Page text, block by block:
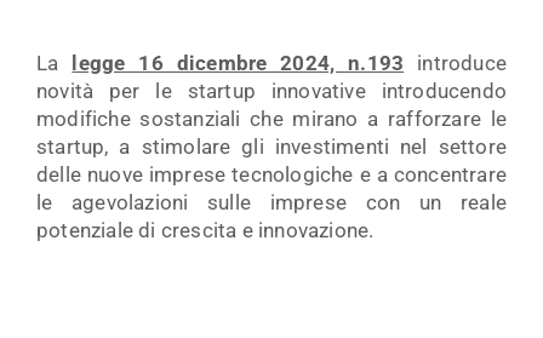
La legge 16 dicembre 2024, n.193 introduce
novità per le startup innovative introducendo
modifiche sostanziali che mirano a rafforzare le
startup, a stimolare gli investimenti nel settore
delle nuove imprese tecnologiche e a concentrare
le agevolazioni sulle imprese con un reale
potenziale di crescita e innovazione.